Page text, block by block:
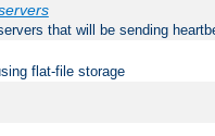
that will be sending
flat-file storage